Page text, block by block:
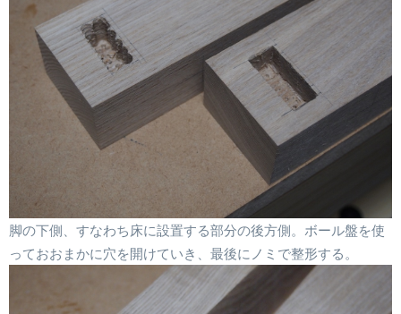
脚の下側、すなわち床に設置する部分の後方側。ボール盤を使
っておおまかに穴を開けていき、最後にノミで整形する。